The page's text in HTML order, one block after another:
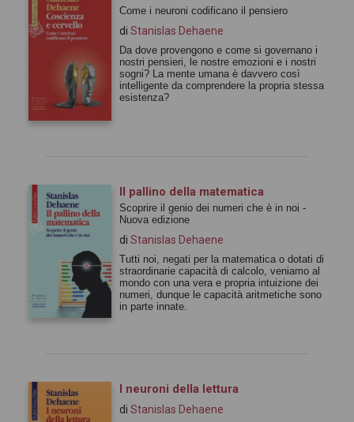
Come i neuroni codificano il pensiero
di Stanislas Dehaene
Da dove provengono e come si governano i
nostri pensieri, le nostre emozioni e i nostri
sogni? La mente umana è davvero così
intelligente da comprendere la propria stessa
esistenza?
Il pallino della matematica
Scoprire il genio dei numeri che è in noi -
Nuova edizione
di Stanislas Dehaene
Tutti noi, negati per la matematica o dotati di
straordinarie capacità di calcolo, veniamo al
mondo con una vera e propria intuizione dei
numeri, dunque le capacità aritmetiche sono
in parte innate.
I neuroni della lettura
di Stanislas Dehaene